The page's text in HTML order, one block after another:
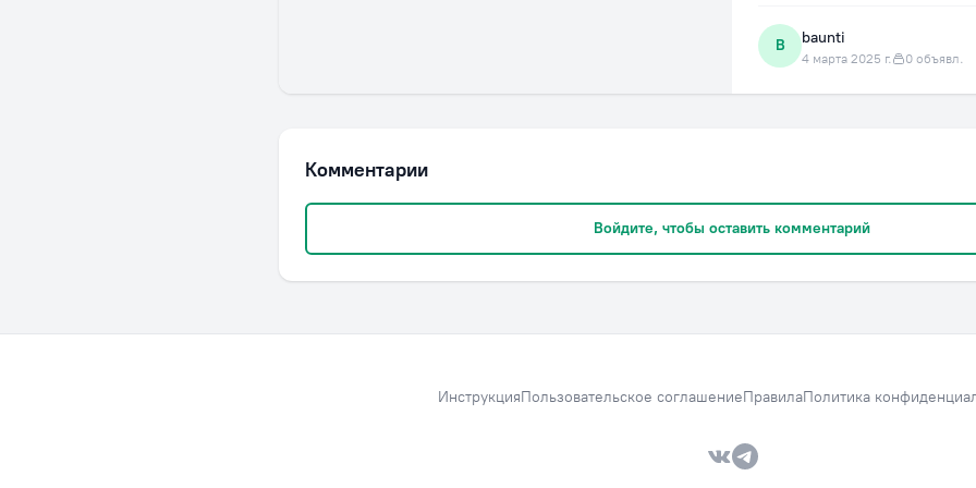
B baunti
4 марта 2025 г. 0 объявл.
Комментарии
Войдите, чтобы оставить комментарий
ИнструкцияПользовательское соглашениеПравилаПолитика
VK — Вместе дешевле
Telegram — Вместе дешевле